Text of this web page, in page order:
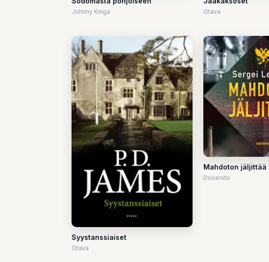
Johnny Kniga Otava
Syystanssiaiset
Otava
Mahdoton jäljittää
Docendo